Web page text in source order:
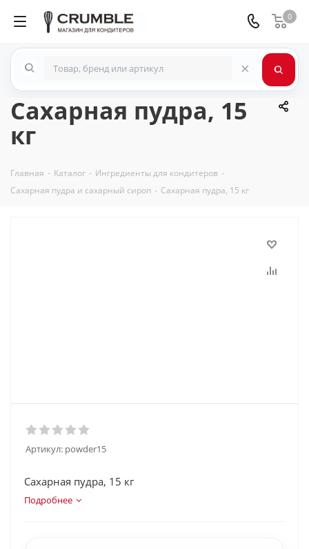
0
×
Сахарная пудра, 15
кг
Главная - Каталог - Ингредиенты для кондитеров -
Сахарная пудра и сахарный сироп - Сахарная пудра, 15 кг
Артикул: powder15
Сахарная пудра, 15 кг
Подробнее